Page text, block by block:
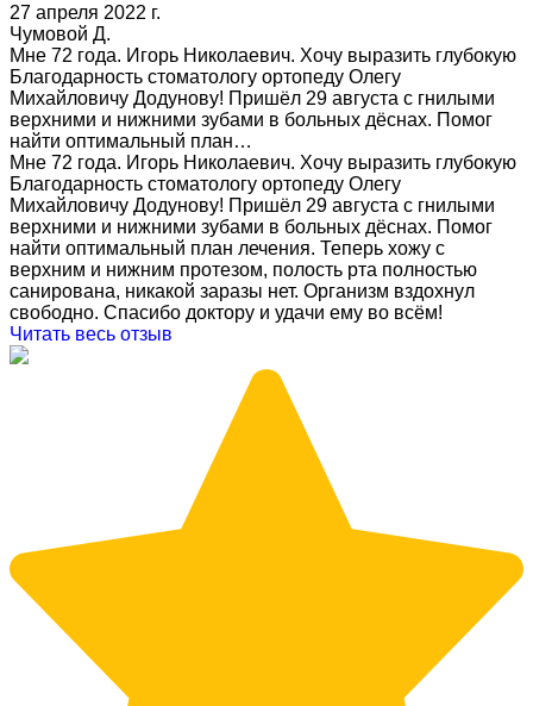
27 апреля 2022 г.
Чумовой Д.
Мне 72 года. Игорь Николаевич. Хочу выразить глубокую
Благодарность стоматологу ортопеду Олегу
Михайловичу Додунову! Пришёл 29 августа с гнилыми
верхними и нижними зубами в больных дёснах. Помог
найти оптимальный план…
Мне 72 года. Игорь Николаевич. Хочу выразить глубокую
Благодарность стоматологу ортопеду Олегу
Михайловичу Додунову! Пришёл 29 августа с гнилыми
верхними и нижними зубами в больных дёснах. Помог
найти оптимальный план лечения. Теперь хожу с
верхним и нижним протезом, полость рта полностью
санирована, никакой заразы нет. Организм вздохнул
свободно. Спасибо доктору и удачи ему во всём!
Читать весь отзыв